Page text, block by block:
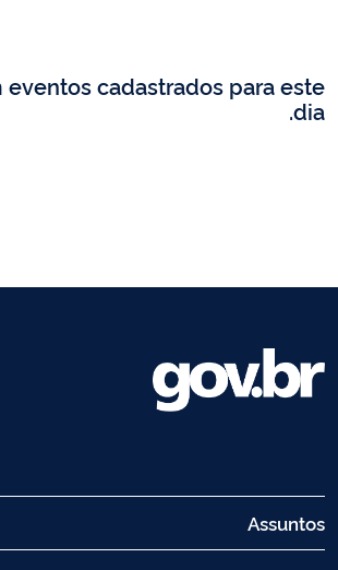
eventos cadastrados para este
dia.
Assuntos